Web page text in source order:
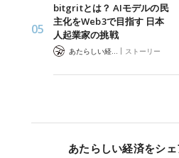
bitgritとは？ AIモデルの民
主化をWeb3で目指す 日本
人起業家の挑戦
| ストーリー
あたらしい経済をシ